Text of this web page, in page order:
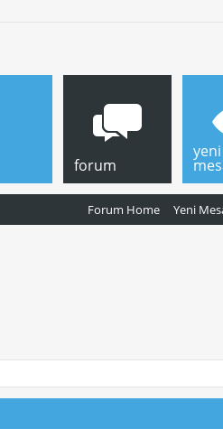
forum
Forum Home Yeni
yeni